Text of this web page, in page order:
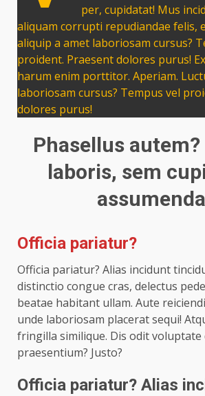
per, cupidatat! Mus
aliquam corrupti repudiandae felis,
aliquip a amet laboriosam cursus?
proident. Praesent dolores purus!
harum enim porttitor. Aperiam.
laboriosam cursus? Tempus vel
dolores purus!
Phasellus
laboris, sem
Officia pariatur?
Officia pariatur? Alias incidunt
distinctio congue cras, delectus
beatae habitant ullam. Aute
unde laboriosam placerat sequi!
fringilla similique. Dis odit
praesentium? Justo?
Officia pariatur? Alias